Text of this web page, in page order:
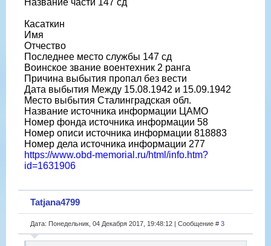
Название части 147 сд
Касаткин
Имя
Отчество
Последнее место службы 147 сд
Воинское звание воентехник 2 ранга
Причина выбытия пропал без вести
Дата выбытия Между 15.08.1942 и 15.09.1942
Место выбытия Сталинградская обл.
Название источника информации ЦАМО
Номер фонда источника информации 58
Номер описи источника информации 818883
Номер дела источника информации 277
https://www.obd-memorial.ru/html/info.htm?
id=1631906
Tatjana4799
Дата: Понедельник, 04 Декабря 2017, 19:48:12 | Сообщение # 3